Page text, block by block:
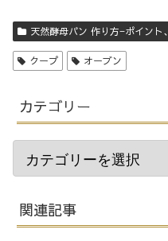
天然酵母パン 作り方−ポイント
クープ オーブン
カテゴリー
関連記事